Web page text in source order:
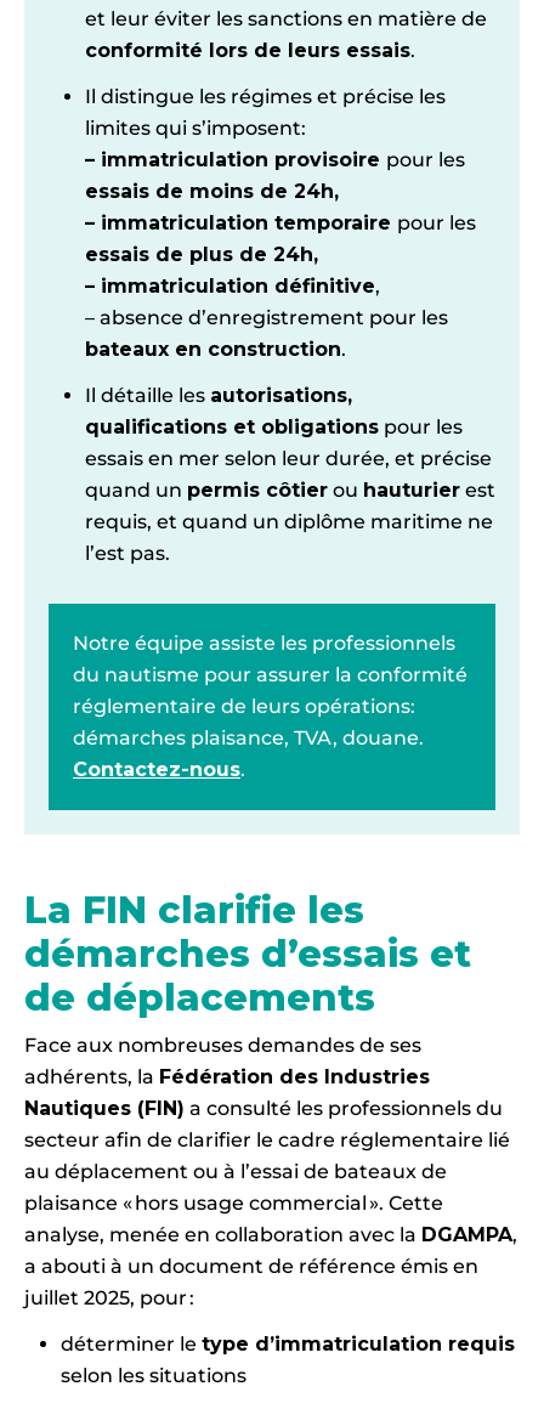
et leur éviter les sanctions en matière de
conformité lors de leurs essais.
Il distingue les régimes et précise les
limites qui s’imposent:
– immatriculation provisoire pour les
essais de moins de 24h,
– immatriculation temporaire pour les
essais de plus de 24h,
– immatriculation définitive,
– absence d’enregistrement pour les
bateaux en construction.
Il détaille les autorisations,
qualifications et obligations pour les
essais en mer selon leur durée, et précise
quand un permis côtier ou hauturier est
requis, et quand un diplôme maritime ne
l’est pas.
Notre équipe assiste les professionnels
du nautisme pour assurer la conformité
réglementaire de leurs opérations:
démarches plaisance, TVA, douane.
Contactez-nous.
La FIN clarifie les
démarches d’essais et
de déplacements
Face aux nombreuses demandes de ses
adhérents, la Fédération des Industries
Nautiques (FIN) a consulté les professionnels du
secteur afin de clarifier le cadre réglementaire lié
au déplacement ou à l’essai de bateaux de
plaisance « hors usage commercial ». Cette
analyse, menée en collaboration avec la DGAMPA,
a abouti à un document de référence émis en
juillet 2025, pour :
déterminer le type d’immatriculation requis
selon les situations